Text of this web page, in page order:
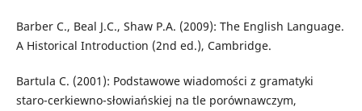
Barber C., Beal J.C., Shaw P.A. (2009): The English Language.
A Historical Introduction (2nd ed.), Cambridge.
Bartula C. (2001): Podstawowe wiadomości z gramatyki
staro-cerkiewno-słowiańskiej na tle porównawczym,